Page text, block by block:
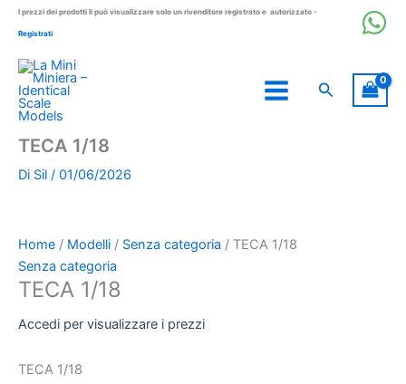
I prezzi dei prodotti li può visualizzare solo un rivenditore registrato e autorizzato -
Registrati
Cerca
TECA 1/18
Di Sil / 01/06/2026
Home / Modelli / Senza categoria / TECA 1/18
Senza categoria
TECA 1/18
Accedi per visualizzare i prezzi
TECA 1/18